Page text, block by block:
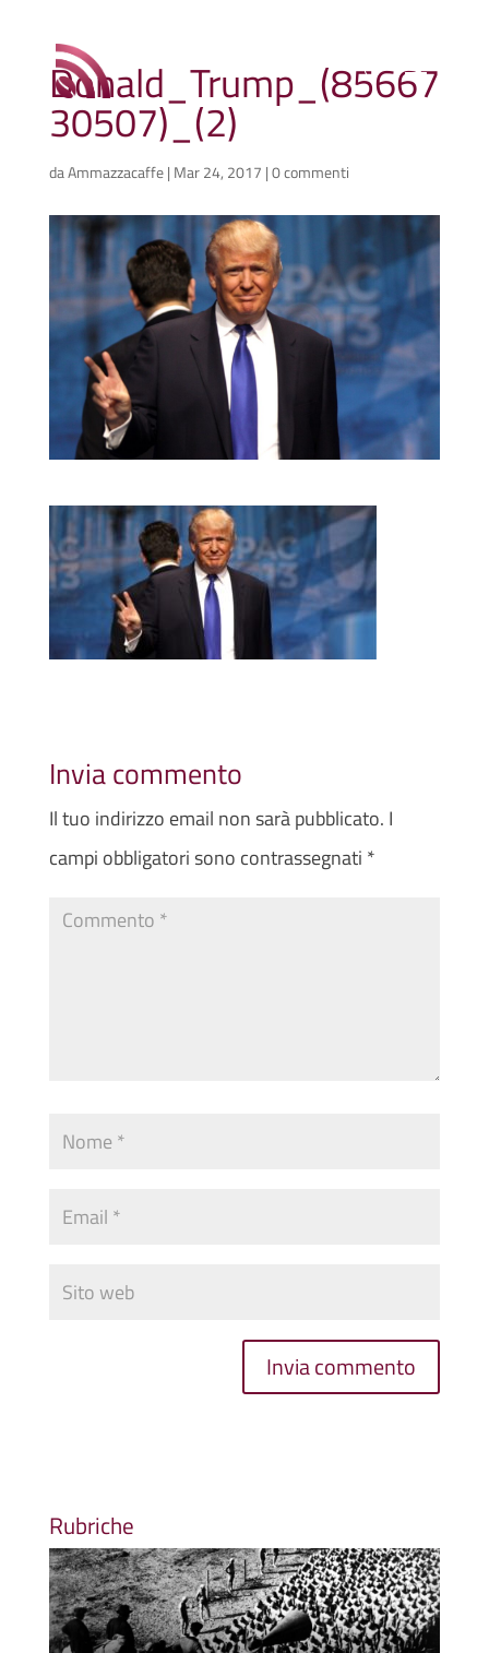
Donald_Trump_(85667
30507)_(2)
daAmmazzacaffe| Mar 24, 2017 |0 commenti
Invia commento
Il tuo indirizzo email non sarà pubblicato. I
campi obbligatori sono contrassegnati *
Rubriche